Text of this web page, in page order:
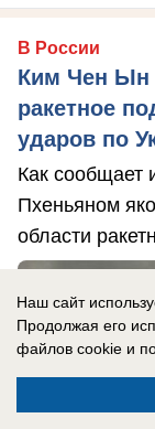
В России
Ким Чен Ын
ракетное
ударов по
Как сообщает
Пхеньяном
области
Наш сайт
Продолжая его
файлов cookie и